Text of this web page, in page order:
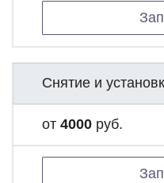
Снятие и
от 4000 руб.